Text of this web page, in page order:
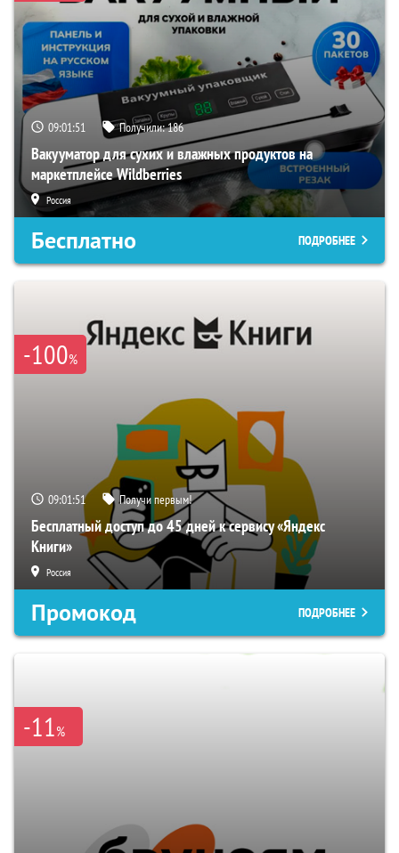
09:01:50 Получили:186
Вакууматор для сухих и влажных продуктов на
маркетплейсе Wildberries
Россия
Бесплатно ПОДРОБНЕЕ
-100%
09:01:50 Получи первым!
Бесплатный доступ до 45 дней к сервису «Яндекс
Книги»
Россия
Промокод ПОДРОБНЕЕ
-11%